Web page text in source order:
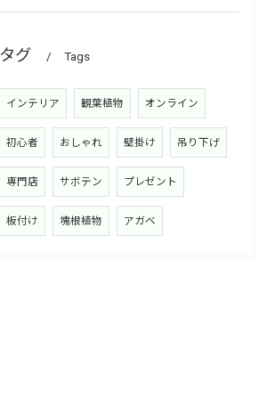
タグ Tags
インテリア 観葉植物 オンライン
初心者 おしゃれ 壁掛け 吊り下げ
専門店 サボテン プレゼント
板付け 塊根植物 アガベ